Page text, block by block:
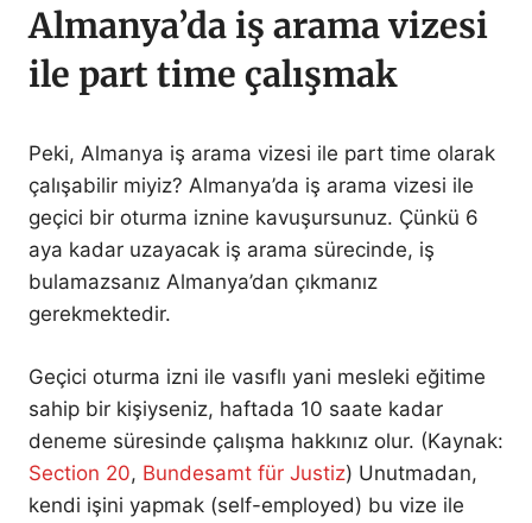
Almanya’da iş arama vizesi
ile part time çalışmak
Peki, Almanya iş arama vizesi ile part time olarak
çalışabilir miyiz? Almanya’da iş arama vizesi ile
geçici bir oturma iznine kavuşursunuz. Çünkü 6
aya kadar uzayacak iş arama sürecinde, iş
bulamazsanız Almanya’dan çıkmanız
gerekmektedir.
Geçici oturma izni ile vasıflı yani mesleki eğitime
sahip bir kişiyseniz, haftada 10 saate kadar
deneme süresinde çalışma hakkınız olur. (Kaynak:
Section 20, Bundesamt für Justiz) Unutmadan,
kendi işini yapmak (self-employed) bu vize ile